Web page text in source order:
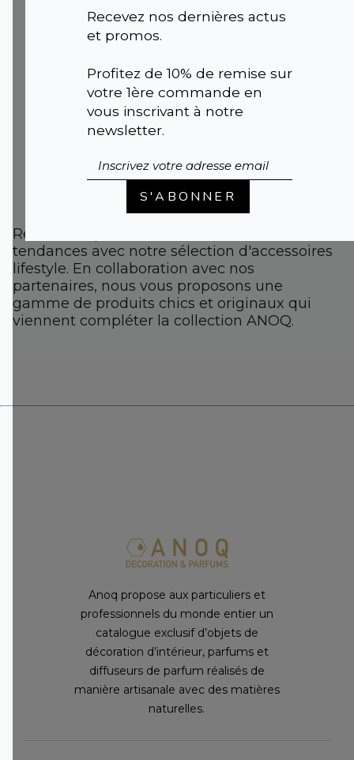
Recevez nos dernières actus
et promos.
Profitez de 10% de remise sur
votre 1ère commande en
vous inscrivant à notre
newsletter.
S'ABONNER
LARGE BAGUE
AJUSTABLE |
martelé et
incrustations
zirconium
Restez à la pointe de la mode et des
tendances avec notre sélection d'accessoires
lifestyle. En collaboration avec nos
partenaires, nous vous proposons une
gamme de produits chics et originaux qui
viennent compléter la collection ANOQ.
Anoq propose aux particuliers et
professionnels du monde entier un
catalogue exclusif d’objets de
décoration d’intérieur, parfums et
diffuseurs de parfum réalisés de
manière artisanale avec des matières
naturelles.